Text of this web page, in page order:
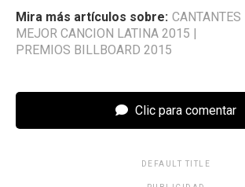
Mira más artículos sobre: CANTANTES
MEJOR CANCION LATINA 2015 |
PREMIOS BILLBOARD 2015
Clic para comentar
DEFAULT TITLE